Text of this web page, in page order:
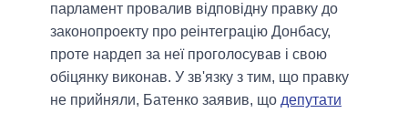
парламент провалив відповідну правку до
законопроекту про реінтеграцію Донбасу,
проте нардеп за неї проголосував і свою
обіцянку виконав. У зв'язку з тим, що правку
не прийняли, Батенко заявив, що депутати